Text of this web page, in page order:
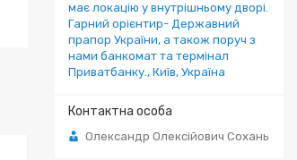
має локацію у внутрішньому дворі.
Гарний орієнтир- Державний
прапор України, а також поруч з
нами банкомат та термінал
Приватбанку., Київ, Україна
Олександр Олексійович Сохань